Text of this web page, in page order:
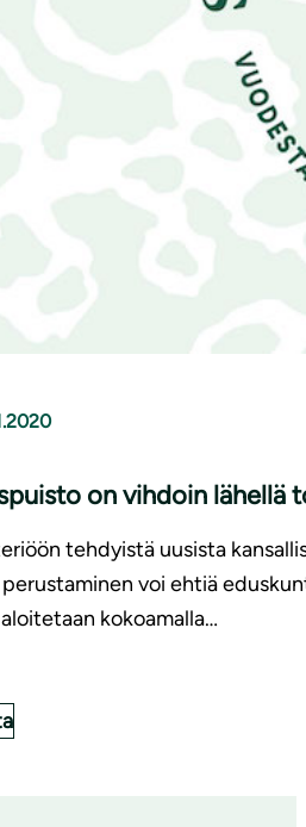
on vihdoin lähellä
tehdyistä uusista
voi ehtiä
kokoamalla…